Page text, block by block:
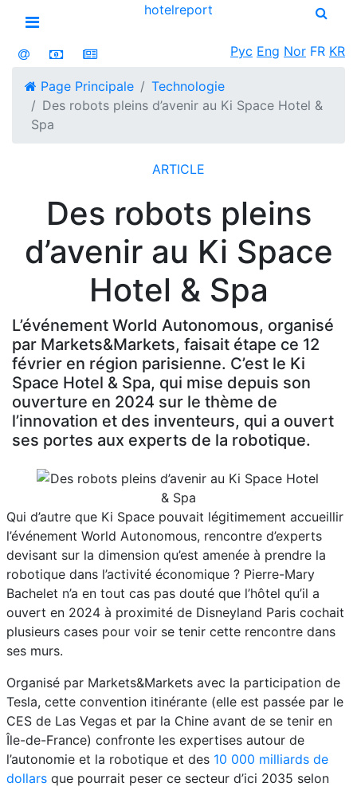
Open menu
hotelreport
Рус Eng Nor FR KR
Page Principale
Technologie
Des robots pleins d’avenir au Ki Space Hotel &
Spa
ARTICLE
Des robots pleins
d’avenir au Ki Space
Hotel & Spa
L’événement World Autonomous, organisé
par Markets&Markets, faisait étape ce 12
février en région parisienne. C’est le Ki
Space Hotel & Spa, qui mise depuis son
ouverture en 2024 sur le thème de
l’innovation et des inventeurs, qui a ouvert
ses portes aux experts de la robotique.
Qui d’autre que Ki Space pouvait légitimement accueillir
l’événement World Autonomous, rencontre d’experts
devisant sur la dimension qu’est amenée à prendre la
robotique dans l’activité économique ? Pierre-Mary
Bachelet n’a en tout cas pas douté que l’hôtel qu’il a
ouvert en 2024 à proximité de Disneyland Paris cochait
plusieurs cases pour voir se tenir cette rencontre dans
ses murs.
Organisé par Markets&Markets avec la participation de
Tesla, cette convention itinérante (elle est passée par le
CES de Las Vegas et par la Chine avant de se tenir en
Île-de-France) confronte les expertises autour de
l’autonomie et la robotique et des 10 000 milliards de
dollars que pourrait peser ce secteur d’ici 2035 selon